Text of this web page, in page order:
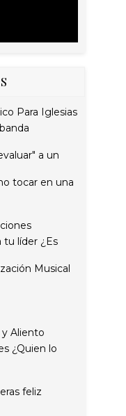
Para Iglesias
a un
tocar en una
tu líder ¿Es
Musical
Aliento
¿Quien lo
feliz